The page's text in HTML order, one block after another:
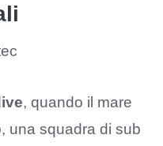
, quando il mare
una squadra di sub